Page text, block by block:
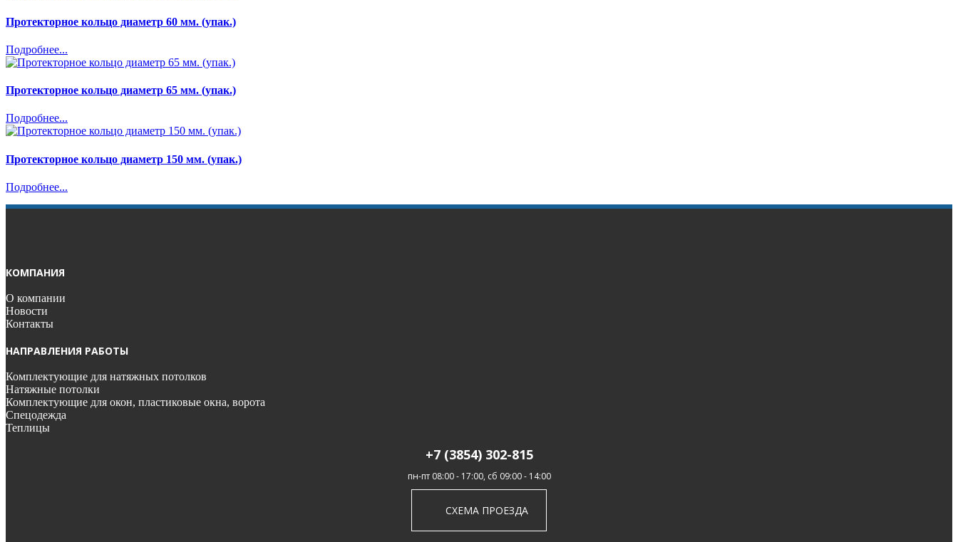
Протекторное кольцо диаметр 60 мм. (упак.)
Подробнее...
Протекторное кольцо диаметр 65 мм. (упак.)
Подробнее...
Протекторное кольцо диаметр 150 мм. (упак.)
Подробнее...
КОМПАНИЯ
О компании
Новости
Контакты
НАПРАВЛЕНИЯ РАБОТЫ
Комплектующие для натяжных потолков
Натяжные потолки
Комплектующие для окон, пластиковые окна, ворота
Спецодежда
Теплицы
+7 (3854) 302-815
пн-пт 08:00 - 17:00, сб 09:00 - 14:00
СХЕМА ПРОЕЗДА